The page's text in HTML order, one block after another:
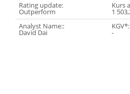
Rating update:
Outperform
Kurs
1
Analyst Name::
David Dai
KGV*:
-